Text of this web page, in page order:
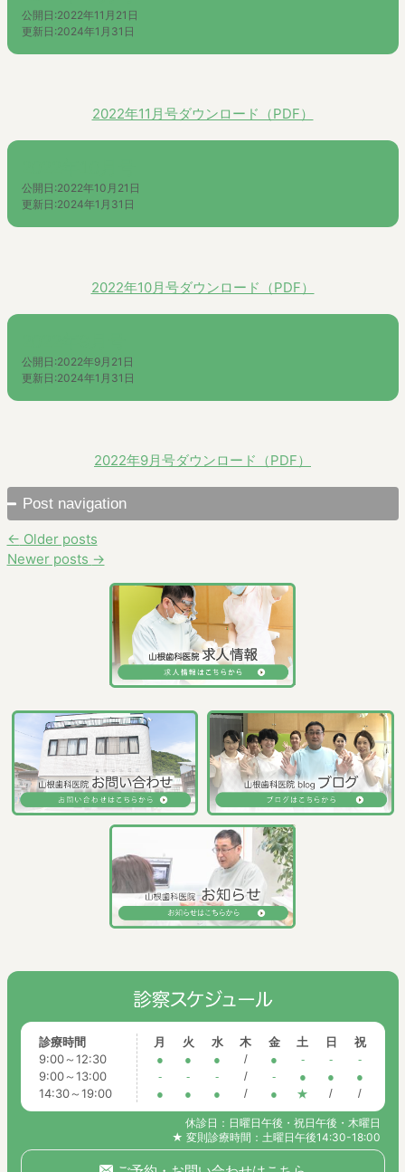
公開日:2022年11月21日
更新日:2024年1月31日
2022年11月号ダウンロード（PDF）
公開日:2022年10月21日
更新日:2024年1月31日
2022年10月号ダウンロード（PDF）
公開日:2022年9月21日
更新日:2024年1月31日
2022年9月号ダウンロード（PDF）
Post navigation
← Older posts
Newer posts →
診療時間
9:00～12:30
9:00～13:00
14:30～19:00
月
●
-
●
火
●
-
●
水
●
-
●
木
/
/
/
金
●
-
●
土
-
●
★
日
-
●
/
祝
-
●
/
休診日：日曜日午後・祝日午後・木曜日
★ 変則診療時間：土曜日午後14:30-18:00